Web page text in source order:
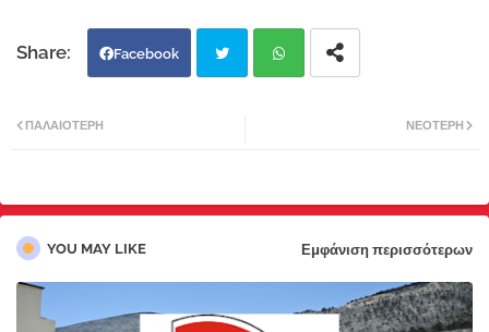
Facebook
pp
ΝΕΌΤΕΡΗ
ΠΑΛΑΙΌΤΕΡΗ
YOU MAY LIKE Εμφάνιση περισσότερων